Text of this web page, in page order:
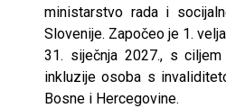
ministarstvo rada i
Slovenije. Započeo je 1.
31. siječnja 2027., s
inkluzije osoba s
Bosne i Hercegovine.